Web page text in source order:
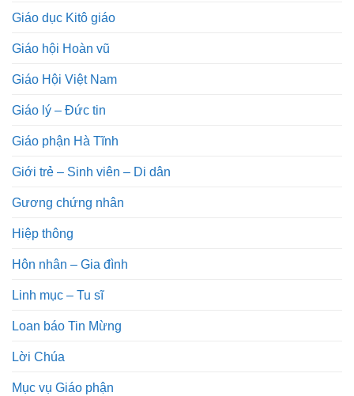
Giáo dục Kitô giáo
Giáo hội Hoàn vũ
Giáo Hội Việt Nam
Giáo lý – Đức tin
Giáo phận Hà Tĩnh
Giới trẻ – Sinh viên – Di dân
Gương chứng nhân
Hiệp thông
Hôn nhân – Gia đình
Linh mục – Tu sĩ
Loan báo Tin Mừng
Lời Chúa
Mục vụ Giáo phận